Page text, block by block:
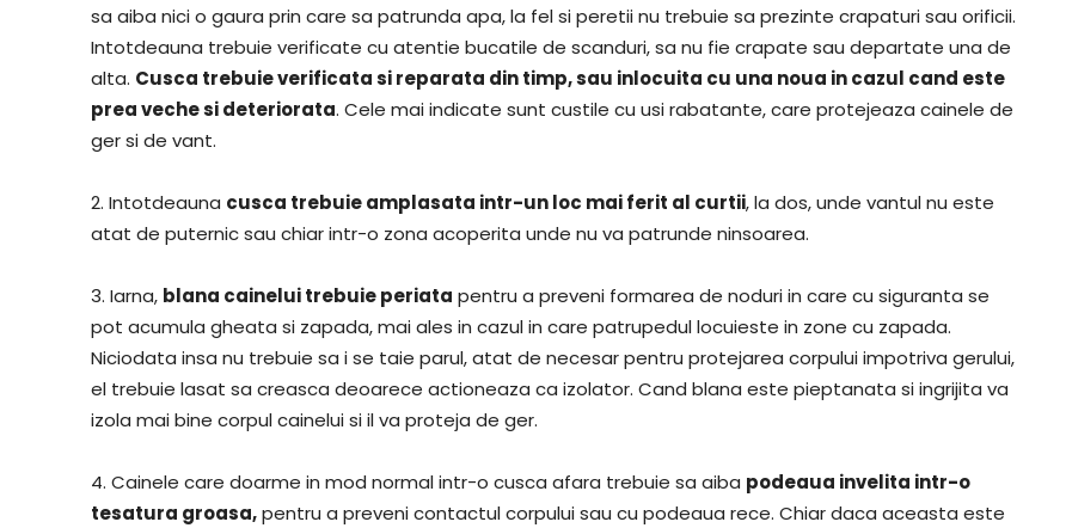
sa aiba nici o gaura prin care sa patrunda apa, la fel si peretii nu trebuie sa prezinte crapaturi sau orificii.
Intotdeauna trebuie verificate cu atentie bucatile de scanduri, sa nu fie crapate sau departate una de
alta. Cusca trebuie verificata si reparata din timp, sau inlocuita cu una noua in cazul cand este
prea veche si deteriorata. Cele mai indicate sunt custile cu usi rabatante, care protejeaza cainele de
ger si de vant.
2. Intotdeauna cusca trebuie amplasata intr-un loc mai ferit al curtii, la dos, unde vantul nu este
atat de puternic sau chiar intr-o zona acoperita unde nu va patrunde ninsoarea.
3. Iarna, blana cainelui trebuie periata pentru a preveni formarea de noduri in care cu siguranta se
pot acumula gheata si zapada, mai ales in cazul in care patrupedul locuieste in zone cu zapada.
Niciodata insa nu trebuie sa i se taie parul, atat de necesar pentru protejarea corpului impotriva gerului,
el trebuie lasat sa creasca deoarece actioneaza ca izolator. Cand blana este pieptanata si ingrijita va
izola mai bine corpul cainelui si il va proteja de ger.
4. Cainele care doarme in mod normal intr-o cusca afara trebuie sa aiba podeaua invelita intr-o
tesatura groasa,pentru a preveni contactul corpului sau cu podeaua rece. Chiar daca aceasta este